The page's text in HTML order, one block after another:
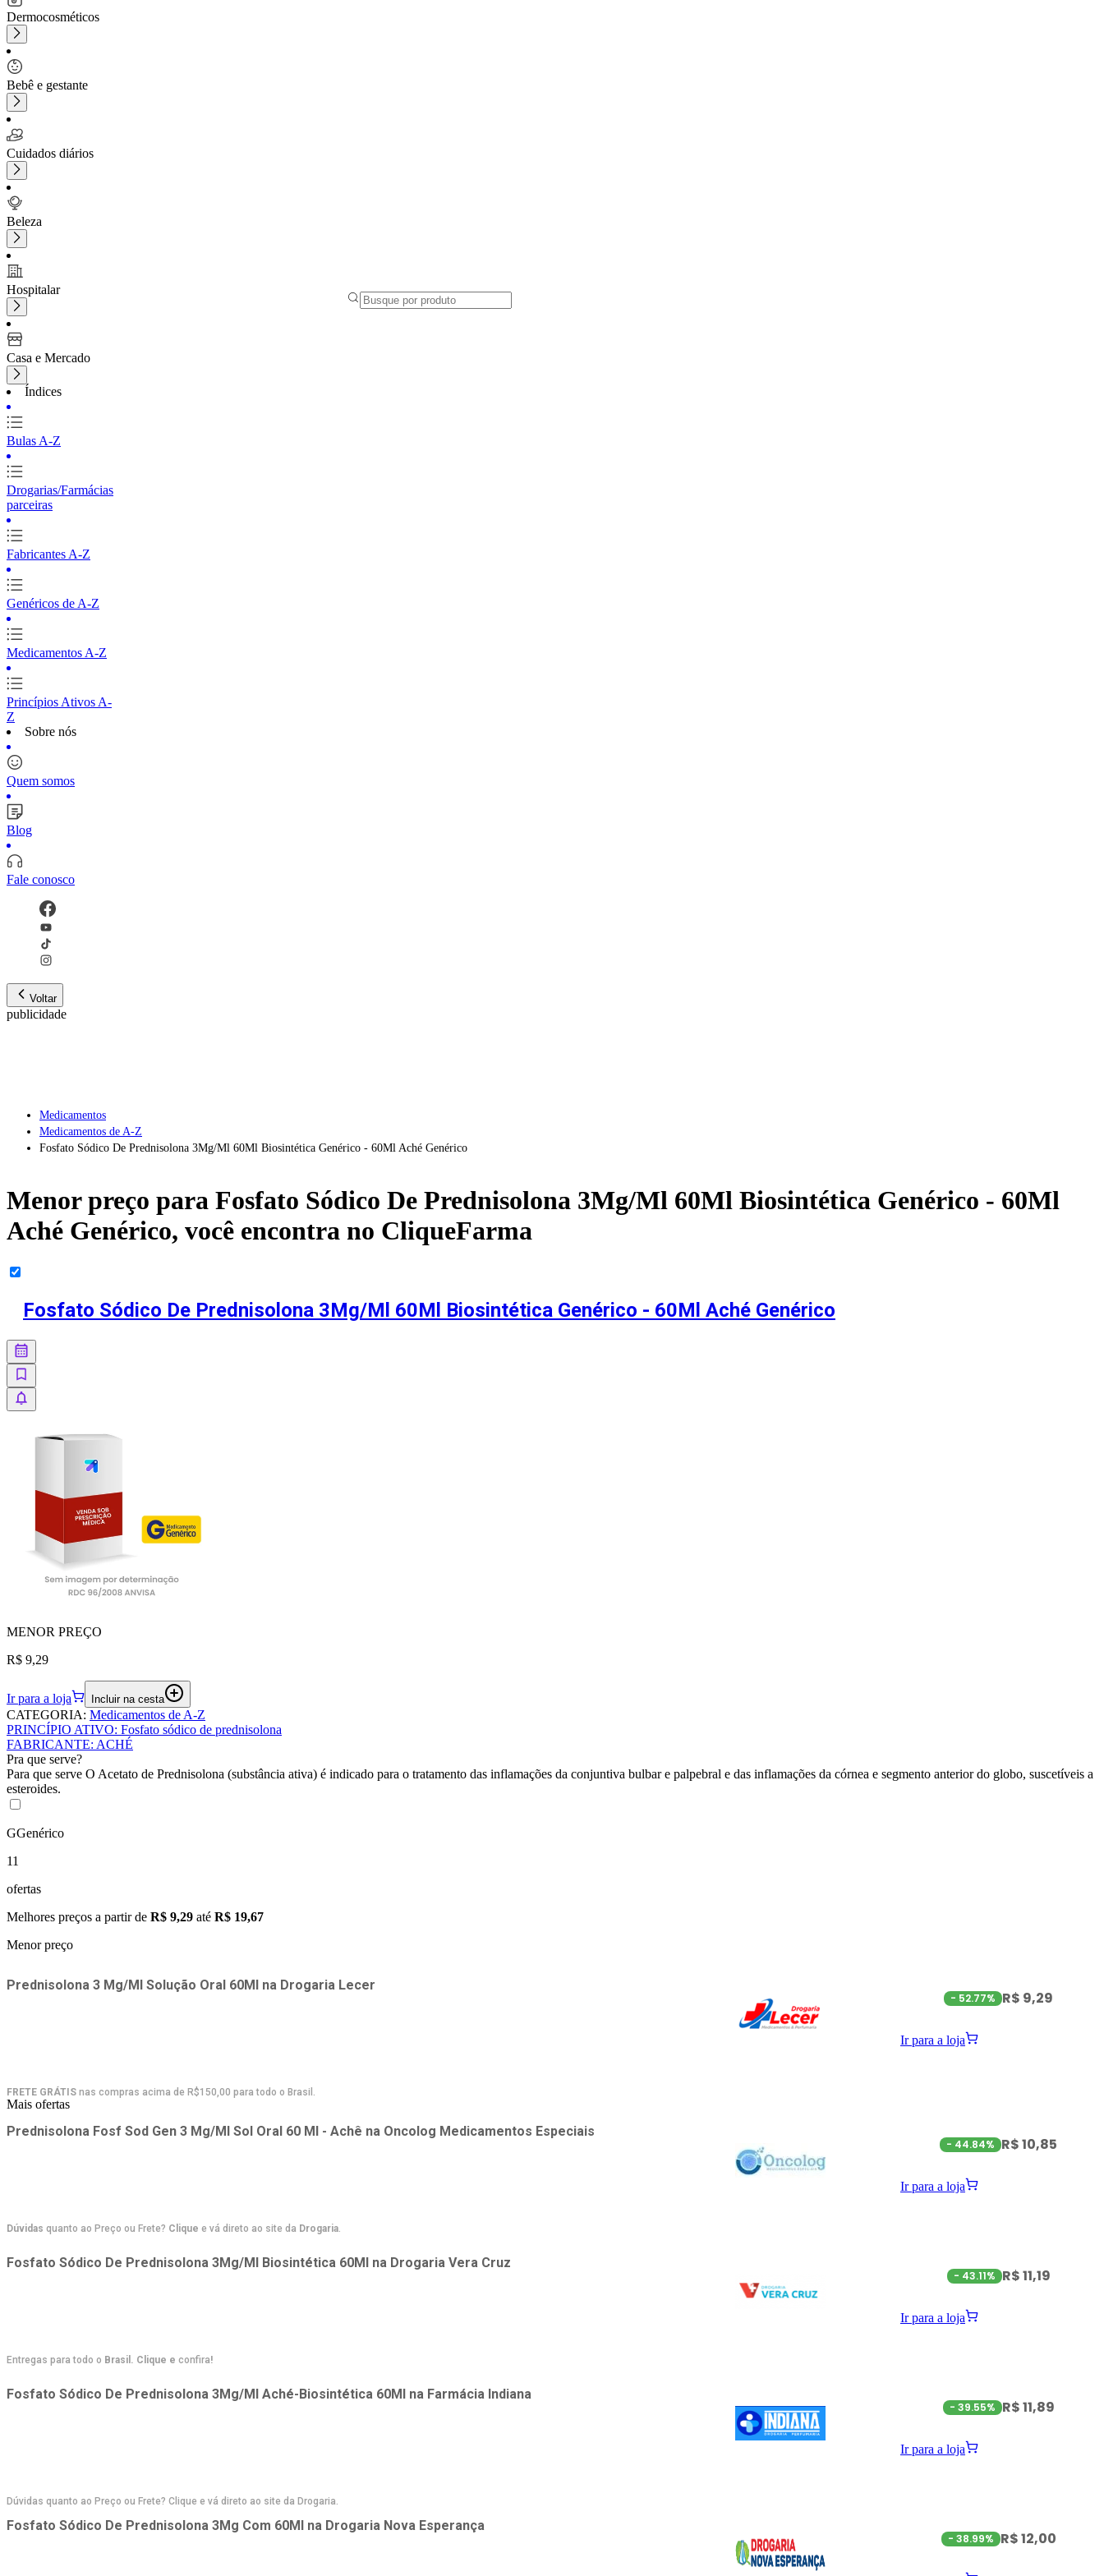
Dermocosméticos
Bebê e gestante
Cuidados diários
Beleza
Hospitalar
Casa e Mercado
Índices
Bulas A-Z
Drogarias/Farmácias
parceiras
Fabricantes A-Z
Genéricos de A-Z
Medicamentos A-Z
Princípios Ativos A-
Z
Sobre nós
Quem somos
Blog
Fale conosco
Voltar
publicidade
Medicamentos
Medicamentos de A-Z
Fosfato Sódico De Prednisolona 3Mg/Ml 60Ml Biosintética Genérico - 60Ml Aché Genérico
Menor preço para Fosfato Sódico De Prednisolona 3Mg/Ml 60Ml Biosintética Genérico - 60Ml
Aché Genérico, você encontra no CliqueFarma
Fosfato Sódico De Prednisolona 3Mg/Ml 60Ml Biosintética Genérico - 60Ml Aché Genérico
MENOR PREÇO
R$ 9,29
Ir para a loja Incluir na cesta
CATEGORIA: Medicamentos de A-Z
PRINCÍPIO ATIVO: Fosfato sódico de prednisolona
FABRICANTE: ACHÉ
Pra que serve?
Para que serve O Acetato de Prednisolona (substância ativa) é indicado para o tratamento das inflamações da conjuntiva bulbar e palpebral e das inflamações da córnea e segmento anterior do globo, suscetíveis a
esteroides.
GGenérico
11
ofertas
Melhores preços a partir de R$ 9,29 até R$ 19,67
Menor preço
Prednisolona 3 Mg/Ml Solução Oral 60Ml na Drogaria Lecer
FRETE GRÁTIS nas compras acima de R$150,00 para todo o Brasil.
- 52.77% R$ 9,29
Ir para a loja
Mais ofertas
Prednisolona Fosf Sod Gen 3 Mg/Ml Sol Oral 60 Ml - Achê na Oncolog Medicamentos Especiais
Dúvidas quanto ao Preço ou Frete? Clique e vá direto ao site da Drogaria
- 44.84% R$ 10,85
Ir para a loja
Fosfato Sódico De Prednisolona 3Mg/Ml Biosintética 60Ml na Drogaria Vera Cruz
Entregas para todo o Brasil. Clique e confira!
- 43.11% R$ 11,19
Ir para a loja
Fosfato Sódico De Prednisolona 3Mg/Ml Aché-Biosintética 60Ml na Farmácia Indiana
Dúvidas quanto ao Preço ou Frete? Clique e vá direto ao site da Drogaria.
- 39.55% R$ 11,89
Ir para a loja
Fosfato Sódico De Prednisolona 3Mg Com 60Ml na Drogaria Nova Esperança
- 38.99% R$ 12,00